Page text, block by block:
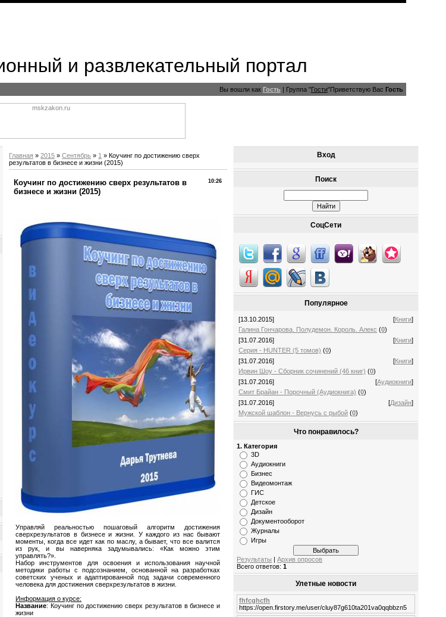
и развлекательный портал
Вы вошли как Гость | Группа"Гости"Приветствую Вас Гость
Главная »2015 » Сентябрь » 1 » Коучинг по достижению сверх
результатов в бизнесе и жизни (2015)
10:26
Коучинг по достижению сверх результатов в
бизнесе и жизни (2015)
Управляй реальностью пошаговый алгоритм достижения
сверхрезультатов в бизнесе и жизни. У каждого из нас бывают
моменты, когда все идет как по маслу, а бывает, что все валится
из рук, и вы наверняка задумывались: «Как можно этим
управлять?».
Набор инструментов для освоения и использования научной
методики работы с подсознанием, основанной на разработках
советских ученых и адаптированной под задачи современного
человека для достижения сверхрезультатов в жизни.
Информация о курсе:
Название: Коучинг по достижению сверх результатов в бизнесе и
жизни
Вход
Поиск
СоцСети
Популярное
[13.10.2015] [Книги]
Галина Гончарова. Полудемон. Король. Алекс (0)
[31.07.2016]
[Книги]
Серия - HUNTER (5 томов) (0)
[31.07.2016]
[Книги]
Ирвин Шоу - Сборник сочинений (46 книг) (0)
[31.07.2016]
[Аудиокниги]
Смит Брайан - Порочный (Аудиокнига) (0)
[31.07.2016]
[Дизайн]
Мужской шаблон - Вернусь с рыбой (0)
Что понравилось?
1. Категория
3D
Аудиокниги
Бизнес
Видеомонтаж
ГИС
Детское
Дизайн
Документооборот
Журналы
Игры
Результаты |Архив опросов
Всего ответов:1
Улетные новости
fhfcghcfh
https://open.firstory.me/user/cluy87g610ta201va0qqbbzn5